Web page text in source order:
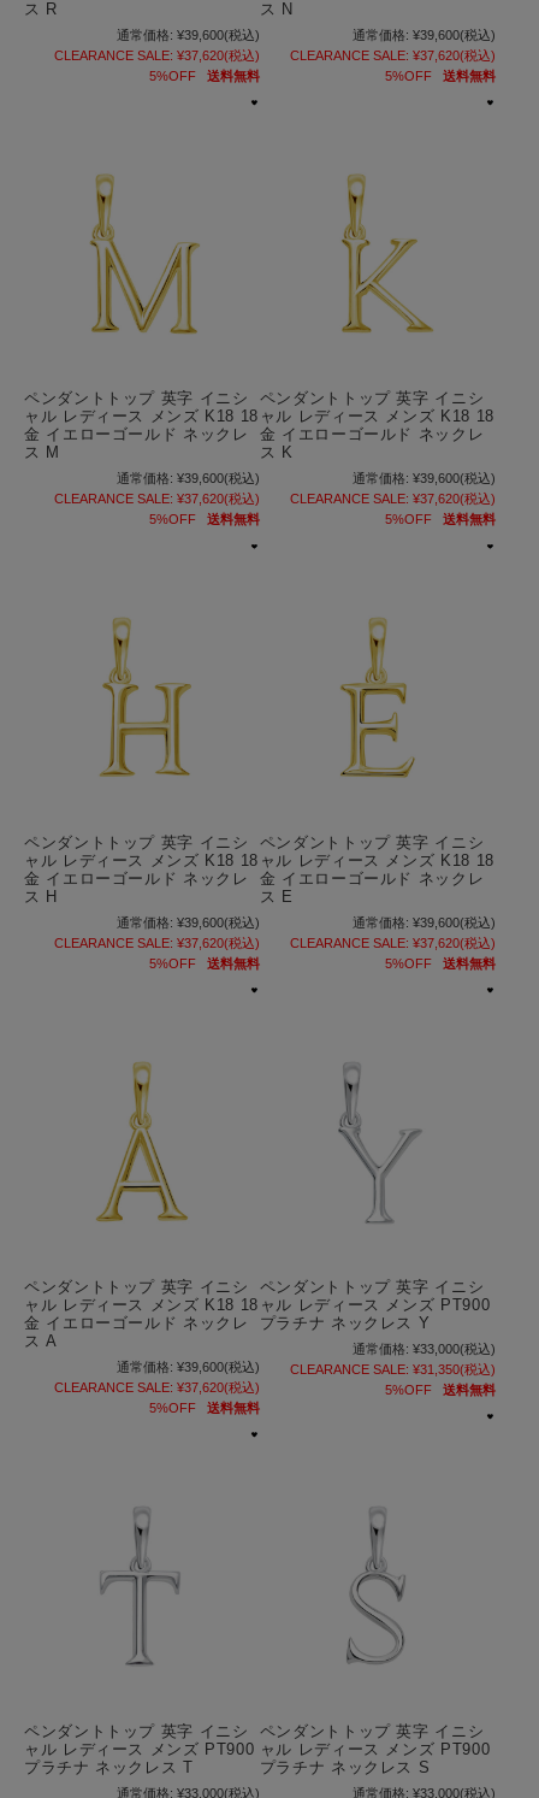
ス R
通常価格: ¥39,600(税込)
CLEARANCE SALE: ¥37,620(税込)
5%OFF
送料無料
ス N
通常価格: ¥39,600(税込)
CLEARANCE SALE: ¥37,620(税込)
5%OFF
送料無料
ペンダントトップ 英字 イニシ
ャル レディース メンズ K18 18
金 イエローゴールド ネックレ
ス M
通常価格: ¥39,600(税込)
CLEARANCE SALE: ¥37,620(税込)
5%OFF
送料無料
ペンダントトップ 英字 イニシ
ャル レディース メンズ K18 18
金 イエローゴールド ネックレ
ス K
通常価格: ¥39,600(税込)
CLEARANCE SALE: ¥37,620(税込)
5%OFF
送料無料
ペンダントトップ 英字 イニシ
ャル レディース メンズ K18 18
金 イエローゴールド ネックレ
ス H
通常価格: ¥39,600(税込)
CLEARANCE SALE: ¥37,620(税込)
5%OFF
送料無料
ペンダントトップ 英字 イニシ
ャル レディース メンズ K18 18
金 イエローゴールド ネックレ
ス E
通常価格: ¥39,600(税込)
CLEARANCE SALE: ¥37,620(税込)
5%OFF
送料無料
ペンダントトップ 英字 イニシ
ャル レディース メンズ K18 18
金 イエローゴールド ネックレ
ス A
通常価格: ¥39,600(税込)
CLEARANCE SALE: ¥37,620(税込)
5%OFF
送料無料
ペンダントトップ 英字 イニシ
ャル レディース メンズ PT900
プラチナ ネックレス Y
通常価格: ¥33,000(税込)
CLEARANCE SALE: ¥31,350(税込)
5%OFF
送料無料
ペンダントトップ 英字 イニシ
ャル レディース メンズ PT900
プラチナ ネックレス T
通常価格: ¥33,000(税込)
ペンダントトップ 英字 イニシ
ャル レディース メンズ PT900
プラチナ ネックレス S
通常価格: ¥33,000(税込)